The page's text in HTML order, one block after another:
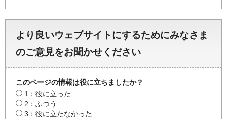
より良いウェブサイトにするためにみなさま
のご意見をお聞かせください
このページの情報は役に立ちましたか？
1：役に立った
2：ふつう
3：役に立たなかった